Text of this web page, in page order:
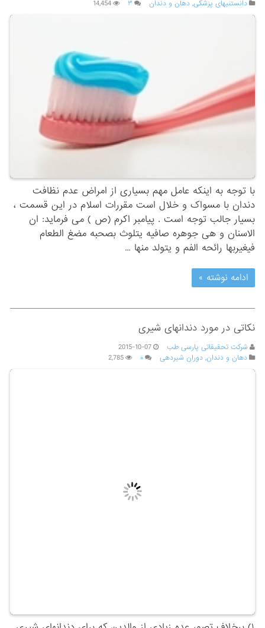
دانستنیهای پزشکی,دهان و دندان ۳ 14,454
با توجه به اینکه عامل مهم بسیاری از امراض عدم نظافت
دندان با مسواک و خلال است مقررات اسلام در این قسمت ،
بسیار جالب توجه است . پیامبر اکرم (ص ) مى فرماید: ان
الاسنان و هى جوهره صافیه یتلوث بصحبه مضغ الطعام
فیغیربها رائحه الفم و یتولد منها …
ادامه نوشته »
نکاتی در مورد دندانهای شیری
شرکت تحقیقاتی پارسی طب
2015-10-07
دهان و دندان,دوران شیردهی ۰ 2,785